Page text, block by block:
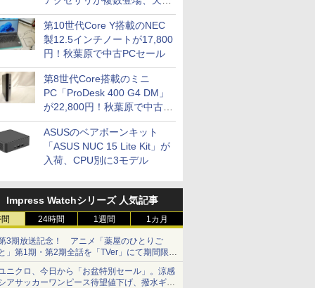
木製パネルや背面コネクタ対
応トレイなど
第10世代Core Y搭載のNEC
製12.5インチノートが17,800
円！秋葉原で中古PCセール
第8世代Core搭載のミニ
PC「ProDesk 400 G4 DM」
が22,800円！秋葉原で中古
PCセール
ASUSのベアボーンキット
「ASUS NUC 15 Lite Kit」が
入荷、CPU別に3モデル
Impress Watchシリーズ 人気記事
24時間 1週間 1カ月
3期放送記念！ アニメ「薬屋のひとりご
」第1期・第2期全話を「TVer」にて期間限定
順次無料配信開始
ニクロ、今日から「お盆特別セール」。涼感
アサッカーワンピース待望値下げ、撥水ギア